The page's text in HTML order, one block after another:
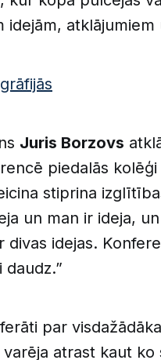
idejām, atklājumiem
Juris Borzovs
piedalās kolēģi
stiprina
un man ir ideja,
divas idejas.
par
atrast kaut ko